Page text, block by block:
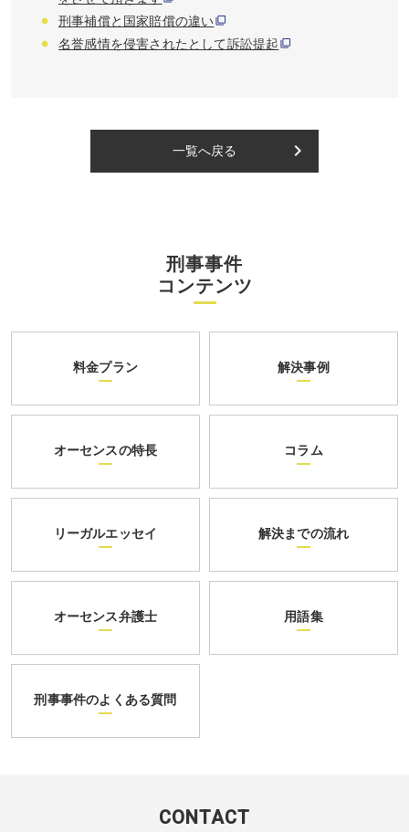
刑事補償と国家賠償の違い
名誉感情を侵害されたとして訴訟提起
一覧へ戻る keyboard_arrow_right
刑事事件
コンテンツ
料金プラン 解決事例
オーセンスの特長 コラム
リーガルエッセイ 解決までの流れ
オーセンス弁護士 用語集
刑事事件のよくある質問
CONTACT